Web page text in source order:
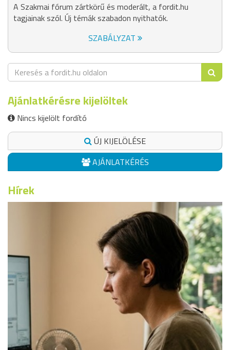
A Szakmai fórum zártkörű és moderált, a fordit.hu
tagjainak szól. Új témák szabadon nyithatók.
SZABÁLYZAT
Ajánlatkérésre kijelöltek
Nincs kijelölt fordító
ÚJ KIJELÖLÉSE
AJÁNLATKÉRÉS
Hírek